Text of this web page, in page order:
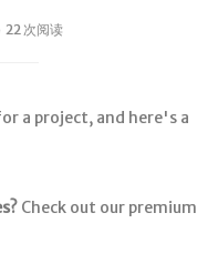
次阅读
a project, and here's a
Check out our premium